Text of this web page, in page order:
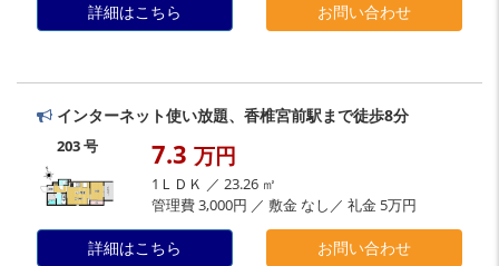
詳細はこちら お問い合わせ
インターネット使い放題、香椎宮前駅まで徒歩8分
203 号 7.3 万円
1ＬＤＫ ／ 23.26 ㎡
管理費 3,000円 ／ 敷金 なし／ 礼金 5万円
詳細はこちら お問い合わせ